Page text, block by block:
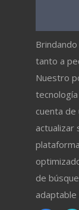
tanto a
Nuestro
cuenta
actualizar
de
adaptable